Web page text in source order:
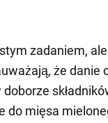
zadaniem,
że danie
do mięsa